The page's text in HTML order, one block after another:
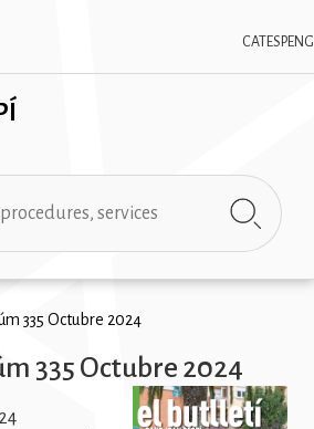
CAT ESPENG
335 Octubre 2024
335 Octubre 2024